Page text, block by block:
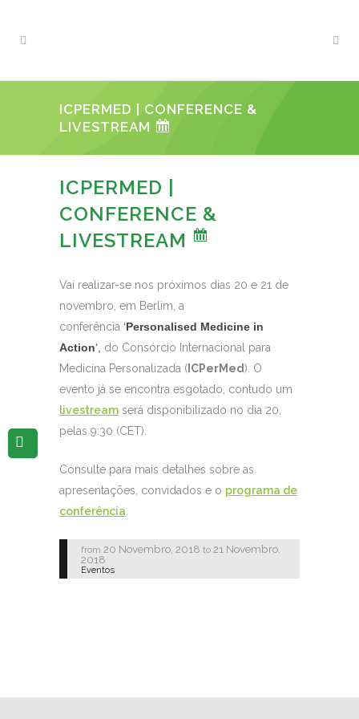
ICPERMED | CONFERENCE &
LIVESTREAM
ICPERMED |
CONFERENCE &
LIVESTREAM
Vai realizar-se nos próximos dias 20 e 21 de
novembro, em Berlim, a
conferência ‘Personalised Medicine in
Action‘, do Consórcio Internacional para
Medicina Personalizada ( ICPerMed). O
evento já se encontra esgotado, contudo um
livestream será disponibilizado no dia 20,
pelas 9:30 (CET).
Consulte para mais detalhes sobre as
apresentações, convidados e o programa de
conferência
from 20 Novembro, 2018 to 21 Novembro,
2018
Eventos